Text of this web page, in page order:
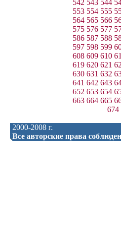
542 543 544
553 554 555
564 565 566
575 576 577
586 587 588
597 598 599
608 609 610
619 620 621
630 631 632
641 642 643
652 653 654
663 664 665
674
2000-2008 г.
Все авторские права